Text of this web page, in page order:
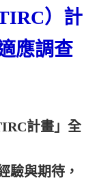
）計
應調查
計畫」全
驗與期待，